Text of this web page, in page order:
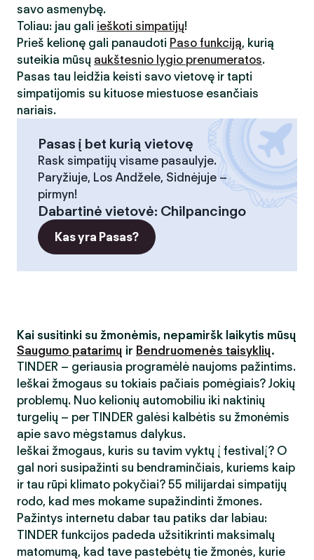
savo asmenybę.
Toliau: jau gali ieškoti simpatijų!
Prieš kelionę gali panaudoti Paso funkciją, kurią
suteikia mūsų aukštesnio lygio prenumeratos.
Pasas tau leidžia keisti savo vietovę ir tapti
simpatijomis su kituose miestuose esančiais
nariais.
Pasas į bet kurią vietovę
Rask simpatijų visame pasaulyje.
Paryžiuje, Los Andžele, Sidnėjuje –
pirmyn!
Dabartinė vietovė: Chilpancingo
Kas yra Pasas?
Kai susitinki su žmonėmis, nepamiršk laikytis mūsų
Saugumo patarimų ir Bendruomenės taisyklių.
TINDER – geriausia programėlė naujoms pažintims.
Ieškai žmogaus su tokiais pačiais pomėgiais? Jokių
problemų. Nuo kelionių automobiliu iki naktinių
turgelių – per TINDER galėsi kalbėtis su žmonėmis
apie savo mėgstamus dalykus.
Ieškai žmogaus, kuris su tavim vyktų į festivalį? O
gal nori susipažinti su bendraminčiais, kuriems kaip
ir tau rūpi klimato pokyčiai? 55 milijardai simpatijų
rodo, kad mes mokame supažindinti žmones.
Pažintys internetu dabar tau patiks dar labiau:
TINDER funkcijos padeda užsitikrinti maksimalų
matomumą, kad tave pastebėtų tie žmonės, kurie